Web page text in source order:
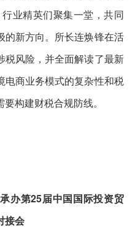
业精英们聚集一堂，共同
的新方向。所长连焕锋在活
税风险，并全面解读了最新
电商业务模式的复杂性和税
构建财税合规防线。
办第25届中国国际投资贸
接会